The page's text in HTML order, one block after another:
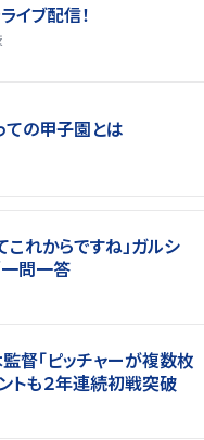
イブ配信！
ての甲子園とは
これからですね」ガルシ
問一答
督「ピッチャーが複数枚
トも２年連続初戦突破